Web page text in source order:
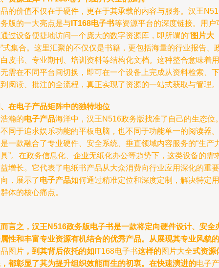
的价值不仅在于硬件，更在于其承载的内容与服务。汉王
版的一大亮点是与 IT168电子书等资源平台的深度链接。用户
过设备便捷地访问一个庞大的数字资源库，即所谓的“图片大
”式集合。这里汇聚的不仅仅是书籍，更包括海量的行业报告、
皮书、专业期刊、培训资料等结构化文档。这种整合意味着用
需在不同平台间切换，即可在一个设备上完成从资料检索、下
阅读、批注的全流程，真正实现了资源的一站式获取与管理。
在电子产品矩阵中的独特地位
瀚的电子产品海洋中，汉王N516政务版找准了自己的生态位
同于追求娱乐功能的平板电脑，也不同于功能单一的阅读器。
一款融合了专业硬件、安全系统、垂直领域内容服务的“生产
”。在政务信息化、企业无纸化办公等趋势下，这类设备的需
增长。它代表了电纸书产品从大众消费向行业应用深化的重要
，展示了电子产品如何通过精准定位和深度定制，解决特定用
体的核心痛点。
言之，汉王N516政务版电子书是一款将定向硬件设计、安全
性和丰富专业资源有机结合的优秀产品。从展现其专业风貌的
图片 ，到其背后依托的如 IT168电子书这样的图片大全式资源
都彰显了其为提升组织效能而生的初衷。在快速演进的电子产